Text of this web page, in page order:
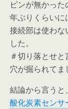
ピンが無かっ
年ぶりくらい
接続部は使わな
した。
＃切り落とせ
穴が掘られてま
結論から言うと
酸化炭素セン